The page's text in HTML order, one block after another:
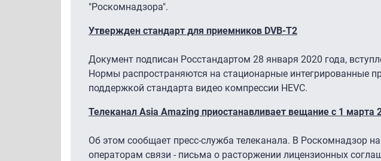
"Роскомнадзора".
Утвержден стандарт для приемников DVB-T2
Документ подписан Росстандартом 28 января 2020 года,
Нормы распространяются на стационарные интегрированные
поддержкой стандарта видео компрессии HEVC.
Телеканал Asia Amazing приостанавливает вещание с 1 марта
Об этом сообщает пресс-служба телеканала. В Роскомнадзор
операторам связи - письма о расторжении лицензионных